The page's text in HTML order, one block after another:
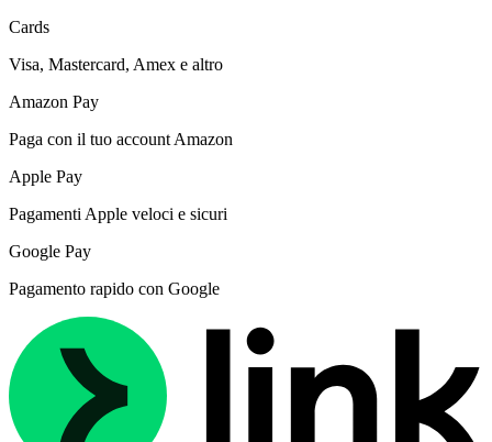
Cards
Visa, Mastercard, Amex e altro
Amazon Pay
Paga con il tuo account Amazon
Apple Pay
Pagamenti Apple veloci e sicuri
Google Pay
Pagamento rapido con Google